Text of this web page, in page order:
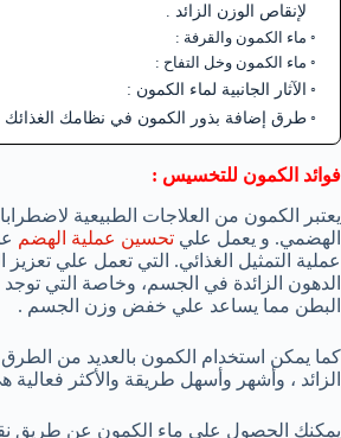
لإنقاص الوزن الزائد .
ماء الكمون والقرفة :
ماء الكمون وخل التفاح :
الآثار الجانبية لماء الكمون :
طرق إضافة بذور الكمون في نظامك الغذائك
فوائد الكمون للتخسيس :
يعتبر الكمون من العلاجات الطبيعية
الهضمي. و يعمل علي تحسين عملية الهضم
عملية التمثيل الغذائي. التي تعمل علي
الدهون الزائدة في الجسم، وخاصة التي
البطن مما يساعد علي خفض وزن الجسم .
كما يمكن استخدام الكمون بالعديد من
الزائد ، وأشهر وأسهل طريقة والأكثر
يمكنك الحصول علي ماء الكمون عن طريق